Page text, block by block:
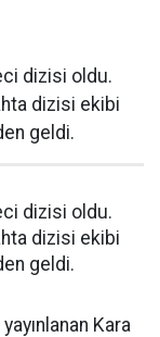
dizisi oldu.
dizisi ekibi
geldi.
dizisi oldu.
dizisi ekibi
geldi.
Kara